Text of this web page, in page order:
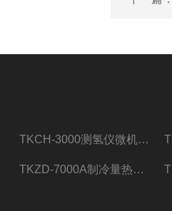
TKCH-3000测氢仪微机氢元素测定煤质检测
TKZD-7000A制冷量热仪自动升降热值仪煤质检测